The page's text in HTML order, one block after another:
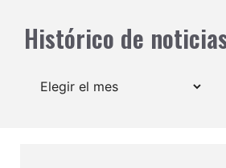
Histórico de
Archivos